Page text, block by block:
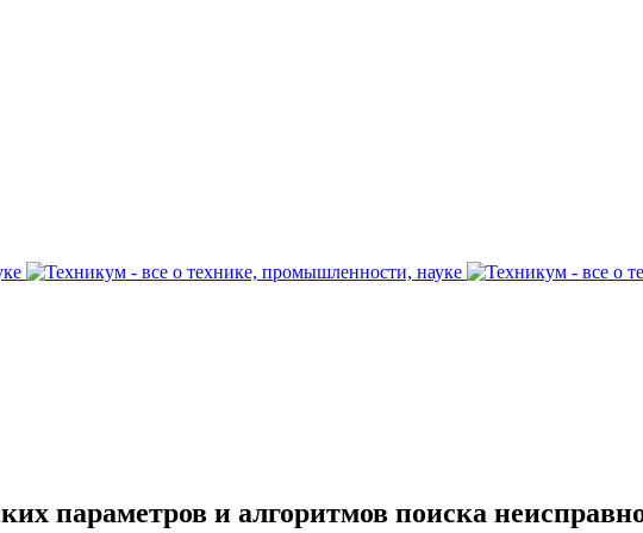
параметров и алгоритмов поиска